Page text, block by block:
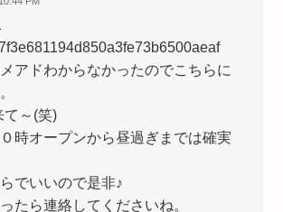
アドわからなかったのでこちらに
て～(笑)
時オープンから昼過ぎまでは確実
でいいので是非♪
たら連絡してくださいね。